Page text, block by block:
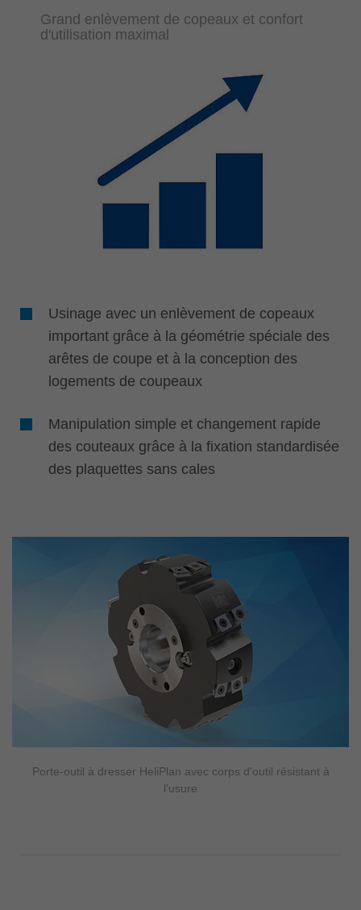
Grand enlèvement de copeaux et confort
d'utilisation maximal
Usinage avec un enlèvement de copeaux
important grâce à la géométrie spéciale des
arêtes de coupe et à la conception des
logements de coupeaux
Manipulation simple et changement rapide
des couteaux grâce à la fixation standardisée
des plaquettes sans cales
Porte-outil à dresser HeliPlan avec corps d'outil résistant à
l'usure